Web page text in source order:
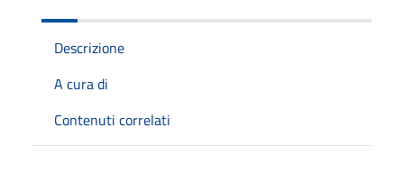
Descrizione
A cura di
Contenuti correlati